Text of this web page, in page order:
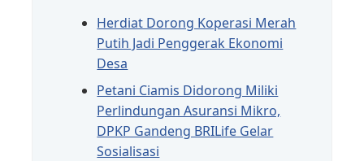
Herdiat Dorong Koperasi Merah
Putih Jadi Penggerak Ekonomi
Desa
Petani Ciamis Didorong Miliki
Perlindungan Asuransi Mikro,
DPKP Gandeng BRILife Gelar
Sosialisasi